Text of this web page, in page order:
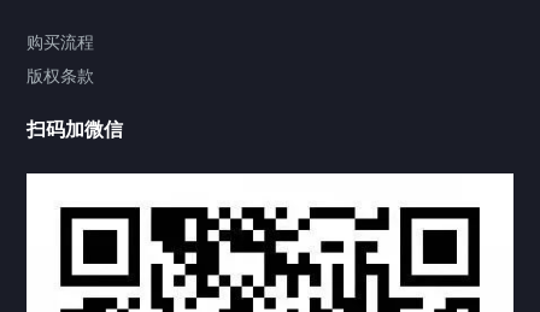
视频中心
热门标签 TAG
机构链接
购买流程
版权条款
扫码加微信